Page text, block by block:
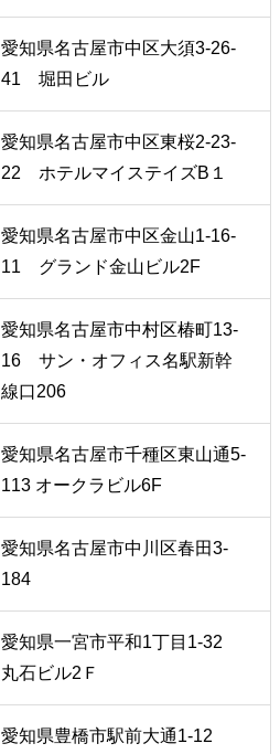
愛知県名古屋市中区大須3-26-
41 堀田ビル
愛知県名古屋市中区東桜2-23-
22 ホテルマイステイズB１
愛知県名古屋市中区金山1-16-
11 グランド金山ビル2F
愛知県名古屋市中村区椿町13-
16 サン・オフィス名駅新幹
線口206
愛知県名古屋市千種区東山通5-
113 オークラビル6F
愛知県名古屋市中川区春田3-
184
愛知県一宮市平和1丁目1-32
丸石ビル2Ｆ
愛知県豊橋市駅前大通1-12